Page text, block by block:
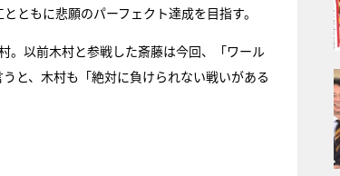
ともに悲願のパーフェクト達成を目指す。
。以前木村と参戦した斎藤は今回、「ワール
と、木村も「絶対に負けられない戦いがある